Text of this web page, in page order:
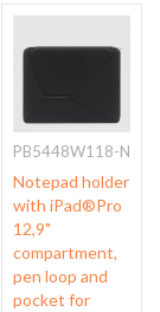
PB5448W118-N
Notepad holder
with iPad®Pro
12,9"
compartment,
pen loop and
pocket for